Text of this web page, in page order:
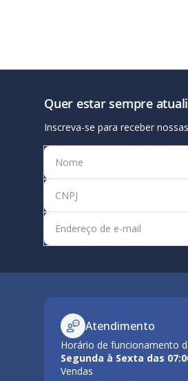
Quer estar sempre
Inscreva-se para receber
Atendimento
Horário de funcionamento
Segunda à Sexta das
Vendas